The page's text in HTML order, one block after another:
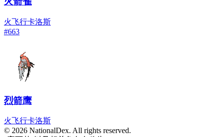
火飞行卡洛斯
#663
烈箭鹰
火飞行卡洛斯
© 2026 NationalDex. All rights reserved.